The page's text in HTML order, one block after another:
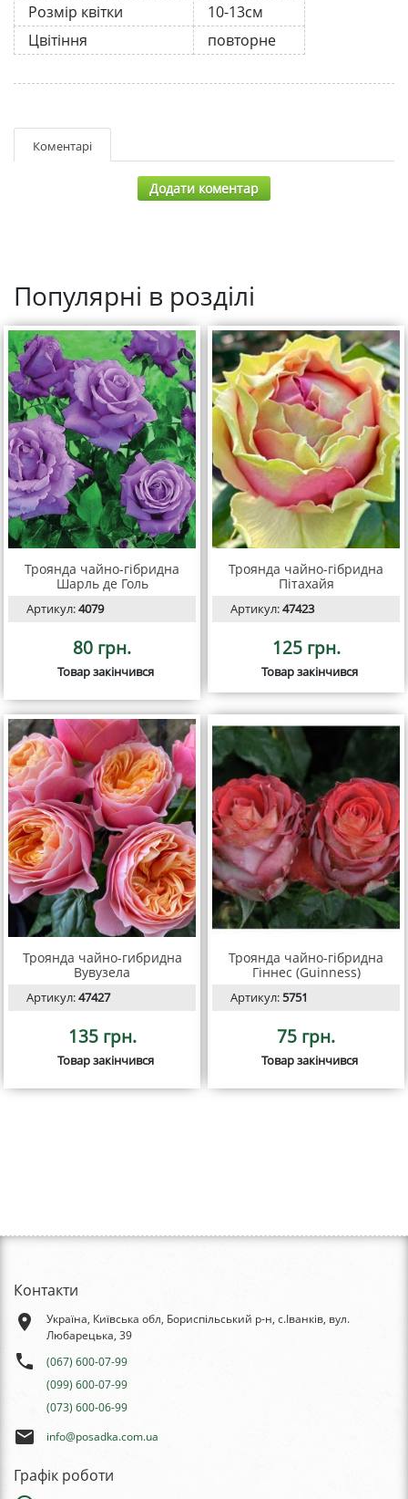
Розмір квітки
10-13см
Цвітіння
повторне
Коментарі
Додати коментар
Популярні в розділі
Троянда чайно-гібридна
Шарль де Голь
Артикул:4079
80 грн.
Товар закінчився
Троянда чайно-гібридна
Пітахайя
Артикул:47423
125 грн.
Товар закінчився
Троянда чайно-гибридна
Вувузела
Артикул:47427
135 грн.
Товар закінчився
Троянда чайно-гібридна
Гіннес (Guinness)
Артикул:5751
75 грн.
Товар закінчився
Контакти
place
Україна, Київська обл, Бориспільський р-н, с.Іванків, вул.
Любарецька, 39
phone
(067) 600-07-99
(099) 600-07-99
(073) 600-06-99
email info@posadka.com.ua
Графік роботи